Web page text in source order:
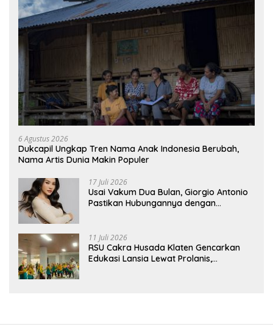
6 Agustus 2026
Dukcapil Ungkap Tren Nama Anak Indonesia Berubah,
Nama Artis Dunia Makin Populer
17 Juli 2026
Usai Vakum Dua Bulan, Giorgio Antonio
Pastikan Hubungannya dengan
11 Juli 2026
RSU Cakra Husada Klaten Gencarkan
Edukasi Lansia Lewat Prolanis,